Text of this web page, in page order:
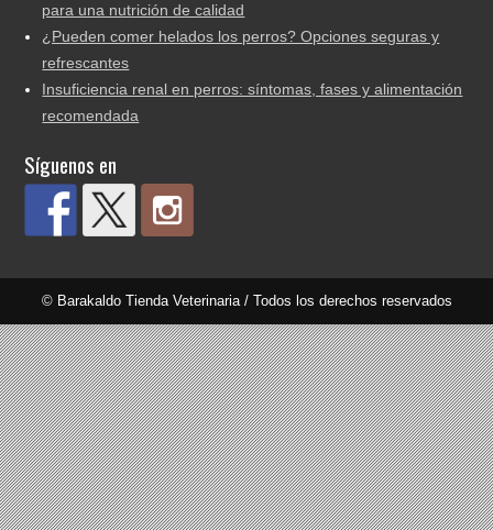
para una nutrición de calidad
¿Pueden comer helados los perros? Opciones seguras y
refrescantes
Insuficiencia renal en perros: síntomas, fases y alimentación
recomendada
Síguenos en
© Barakaldo Tienda Veterinaria / Todos los derechos reservados